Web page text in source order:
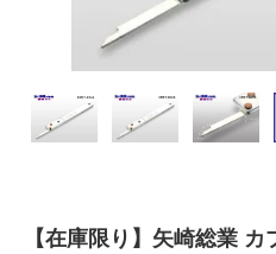
【在庫限り】矢崎総業